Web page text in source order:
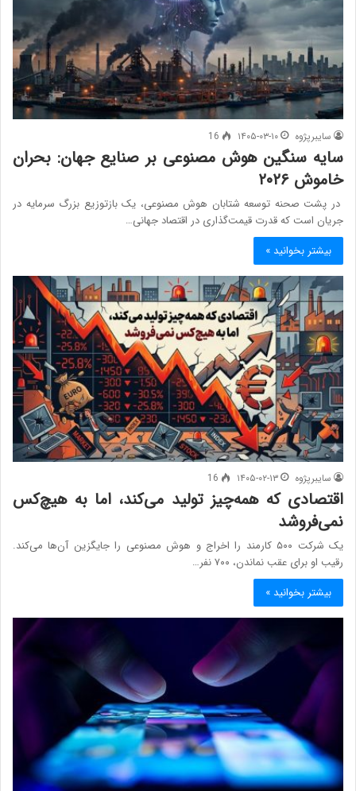
سایبرپژوه ۱۴۰۵-۰۳-۱۰ 16
سایه سنگین هوش مصنوعی بر صنایع جهان: بحران
خاموش ۲۰۲۶
در پشت صحنه توسعه شتابان هوش مصنوعی، یک بازتوزیع بزرگ سرمایه در
جریان است که قدرت قیمت‌گذاری در اقتصاد جهانی…
بیشتر بخوانید »
سایبرپژوه ۱۴۰۵-۰۲-۱۳ 16
اقتصادی که همه‌چیز تولید می‌کند، اما به هیچ‌کس
نمی‌فروشد
یک شرکت ۵۰۰ کارمند را اخراج و هوش مصنوعی را جایگزین آن‌ها می‌کند.
رقیب او برای عقب نماندن، ۷۰۰ نفر…
بیشتر بخوانید »